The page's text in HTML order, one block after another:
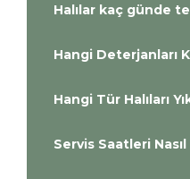
Halılar kaç günde
Hangi Deterjanları
Hangi Tür Halıları
Servis Saatleri Nasıl